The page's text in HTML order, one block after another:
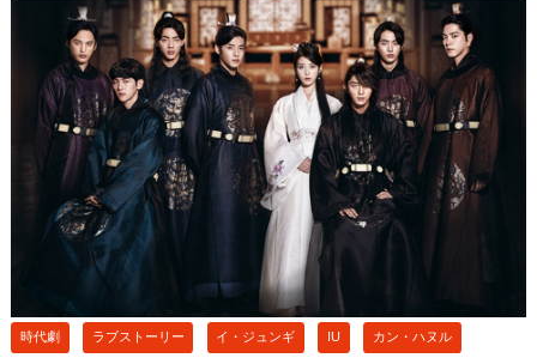
時代劇 ラブストーリー イ・ジュンギ IU カン・ハヌル